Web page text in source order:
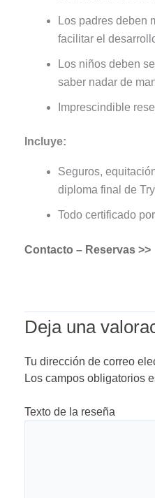
Los padres deben
facilitar el
Los niños deben
saber nadar de
Imprescindible
Incluye:
Seguros,
diploma final de
Todo certificado por
Contacto – Reservas >>
Deja una
Tu dirección de correo
Los campos obligatorios
Texto de la reseña